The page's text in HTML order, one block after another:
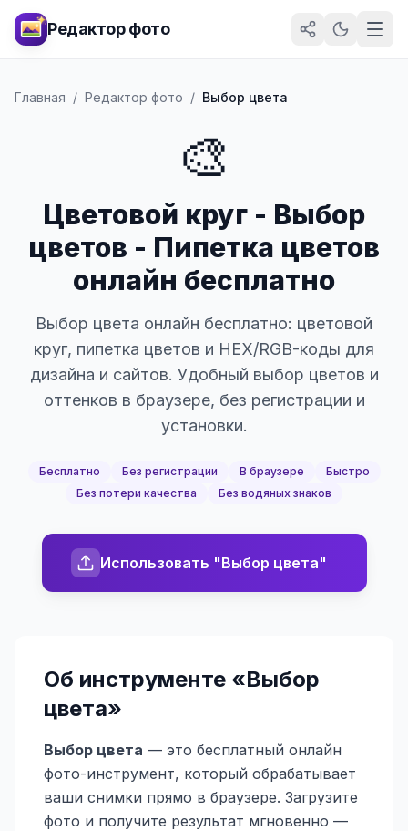
Редактор фото
Главная / Редактор фото / Выбор цвета
🎨
Цветовой круг - Выбор
цветов - Пипетка цветов
онлайн бесплатно
Выбор цвета онлайн бесплатно: цветовой
круг, пипетка цветов и HEX/RGB-коды для
дизайна и сайтов. Удобный выбор цветов и
оттенков в браузере, без регистрации и
установки.
Бесплатно Без регистрации В браузере
Быстро
Без потери качества
Без водяных знаков
Использовать "Выбор цвета"
Об инструменте «Выбор
цвета»
Выбор цвета — это бесплатный онлайн
фото-инструмент, который обрабатывает
ваши снимки прямо в браузере. Загрузите
фото и получите результат мгновенно —